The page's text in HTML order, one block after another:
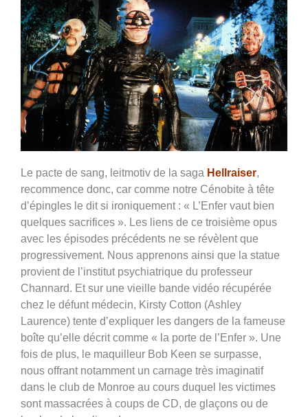
Le pacte de sang, leitmotiv de la saga Hellraiser,
recommence donc, car comme notre Cénobite à tête
d’épingles le dit si ironiquement : « L’Enfer vaut bien
quelques sacrifices ». Les liens de ce troisième opus
avec les épisodes précédents ne se révèlent que
progressivement. Nous apprenons ainsi que la statue
provient de l’institut psychiatrique du professeur
Channard. Et sur une vieille bande vidéo récupérée
chez le défunt médecin, Kirsty Cotton (Ashley
Laurence) tente d’expliquer les dangers de la fameuse
boîte qu’elle décrit comme « la porte de l’Enfer ». Une
fois de plus, le maquilleur Bob Keen se surpasse,
nous offrant notamment un carnage très imaginatif
dans le club de Monroe au cours duquel les victimes
sont massacrées à coups de CD, de glaçons ou de